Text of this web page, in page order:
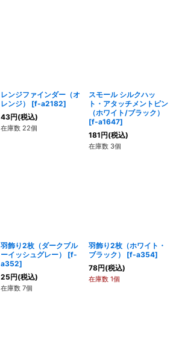
レンジファインダー（オ
レンジ）
[f-a2182]
43円(税込)
在庫数 22個
スモール シルクハッ
ト・アタッチメントピン
（ホワイト/ブラック）
[f-a1647]
181円(税込)
在庫数 3個
羽飾り2枚（ダークブル
ーイッシュグレー）
[f-
a352]
25円(税込)
在庫数 7個
羽飾り2枚（ホワイト・
ブラック）
[f-a354]
78円(税込)
在庫数 1個